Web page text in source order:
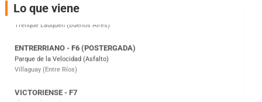
Lo que viene
Parque de la Velocidad (Asfalto)
VICTORIENSE - F7
El Cerro (Tierra)
Victoria (Entre Ríos)
PATAGONICO - F6
Moto Club Reginense (Tierra)